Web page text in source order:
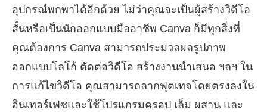
อุปกรณ์พกพาได้อีกด้วย ไม่ว่าคุณจะเป็นผู้สร้างวิดีโอ
สั้นหรือเป็นนักออกแบบมืออาชีพ Canva ก็มีทุกสิ่งที่
คุณต้องการ Canva สามารถประมวลผลรูปภาพ
ออกแบบโลโก้ ตัดต่อวิดีโอ สร้างงานนำเสนอ ฯลฯ ใน
การแก้ไขวิดีโอ คุณสามารถลากฟุตเทจโดยตรงลงใน
อินเทอร์เฟซและใช้โปรแกรมครอป เล็ม ผสาน และ